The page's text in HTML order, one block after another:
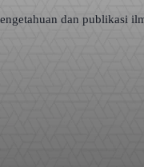
dan publikasi